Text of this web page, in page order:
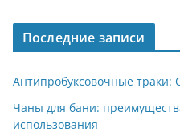
Последние записи
Антипробуксовочные
Чаны для бани:
использования